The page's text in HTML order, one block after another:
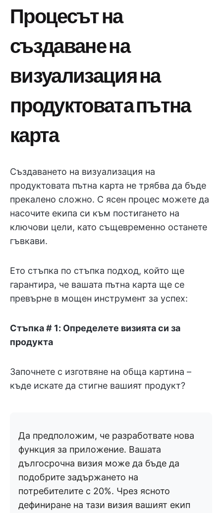
Процесът на
създаване на
визуализация на
продуктовата пътна
карта
Създаването на визуализация на
продуктовата пътна карта не трябва да бъде
прекалено сложно. С ясен процес можете да
насочите екипа си към постигането на
ключови цели, като същевременно останете
гъвкави.
Ето стъпка по стъпка подход, който ще
гарантира, че вашата пътна карта ще се
превърне в мощен инструмент за успех:
Стъпка # 1: Определете визията си за
продукта
Започнете с изготвяне на обща картина –
къде искате да стигне вашият продукт?
Да предположим, че разработвате нова
функция за приложение. Вашата
дългосрочна визия може да бъде да
подобрите задържането на
потребителите с 20%. Чрез ясното
дефиниране на тази визия вашият екип